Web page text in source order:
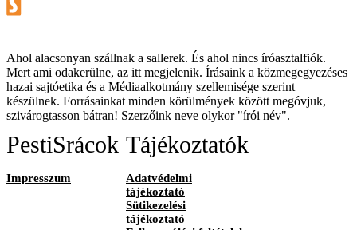
Ahol alacsonyan szállnak a sallerek. És ahol nincs íróasztalfiók.
Mert ami odakerülne, az itt megjelenik. Írásaink a közmegegyezéses
hazai sajtóetika és a Médiaalkotmány szellemisége szerint
készülnek. Forrásainkat minden körülmények között megóvjuk,
szivárogtasson bátran! Szerzőink neve olykor "írói név".
PestiSrácok
Impresszum
Tájékoztatók
Adatvédelmi
tájékoztató
Sütikezelési
tájékoztató